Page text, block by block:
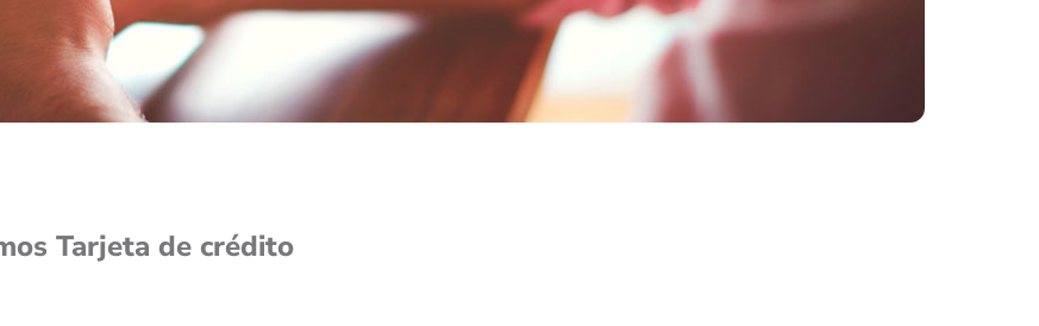
Tarjeta de crédito